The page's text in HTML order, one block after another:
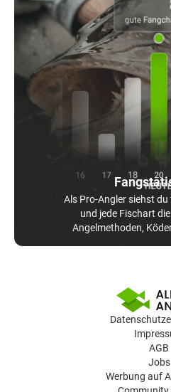
Als Pro-Angler siehst
und jede Fischart
Angelmethoden,
AGB
Jobs
Werbung auf